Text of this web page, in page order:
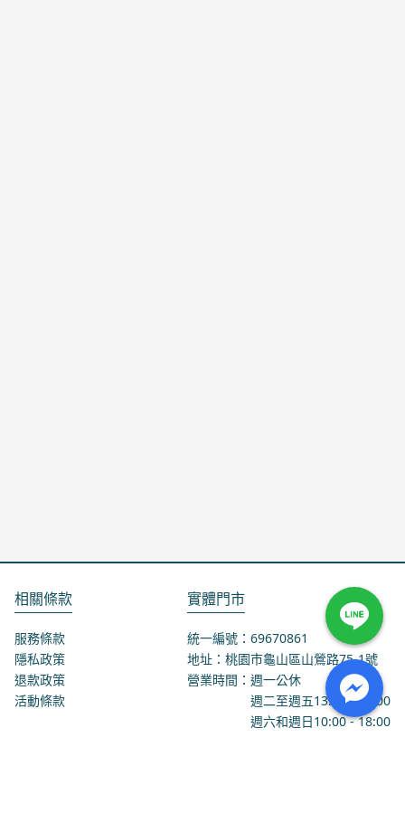
相關條款
服務條款
隱私政策
退款政策
活動條款
實體門市
統一編號：69670861
地址：桃園市龜山區山鶯路75-1號
營業時間：週一公休
週二至週五13:00 - 18:00
週六和週日10:00 - 18:00